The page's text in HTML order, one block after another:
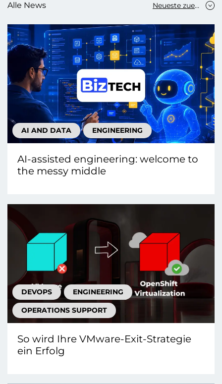
Alle News Neueste zuerst
AI AND DATA ENGINEERING
AI-assisted engineering: welcome to
the messy middle
DEVOPS ENGINEERING
OPERATIONS SUPPORT
So wird Ihre VMware-Exit-Strategie
ein Erfolg